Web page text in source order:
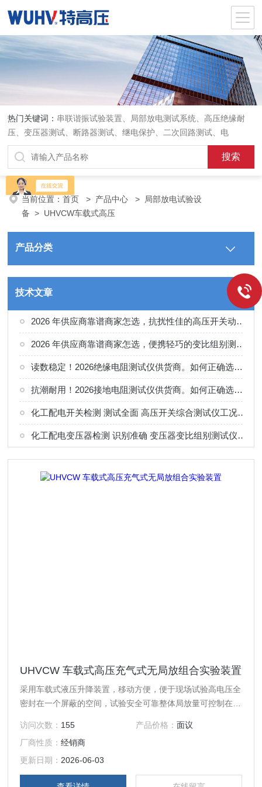
热门关键词： 串联谐振试验装置、局部放电测试系统、高压绝缘耐
压、变压器测试、断路器测试、继电保护、二次回路测试、电
当前位置：首页 > 产品中心 > 局部放电试验设
备 > UHVCW车载式高压
产品分类
技术文章
2026 年供应商靠谱商家怎选，抗扰性佳的高压开关动特性测试仪供应商甄别
2026 年供应商靠谱商家怎选，便携轻巧的变比组别测试仪选购指南
读数稳定！2026绝缘电阻测试仪供货商。如何正确选择适合的厂家
抗潮耐用！2026接地电阻测试仪供货商。如何正确选择适合的厂家
化工配电开关检测 测试全面 高压开关综合测试仪工况选型参考
化工配电变压器检测 识别准确 变压器变比组别测试仪工况选型参考
UHVCW 车载式高压充气式无局放组合实验装置
采用车载式液压升降装置，移动方便，便于现场试验高电压全
密封在一个屏蔽的空间，试验安全可靠整体局放量可控制在1-
访问次数： 155 产品价格： 面议
厂商性质：经销商
更新日期： 2026-06-03